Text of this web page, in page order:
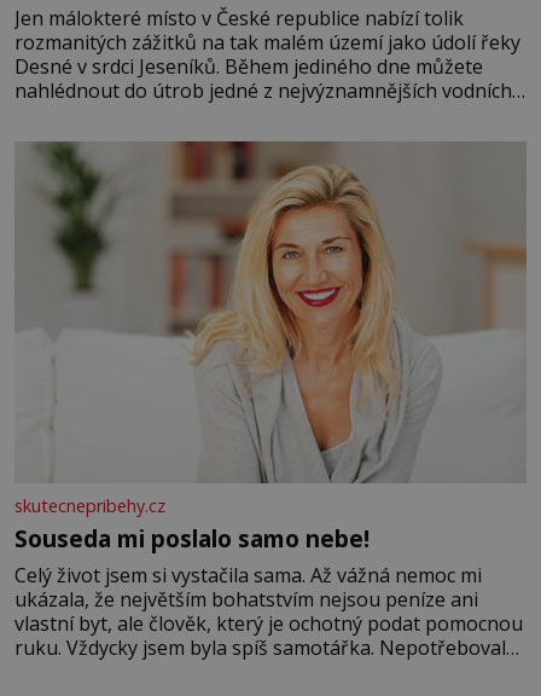
Jen málokteré místo v České republice nabízí tolik
rozmanitých zážitků na tak malém území jako údolí řeky
Desné v srdci Jeseníků. Během jediného dne můžete
nahlédnout do útrob jedné z nejvýznamnějších vodních
se na koloběžce a den zakončit poznáváním památek ve
Velkých Losinách nebo v termálním
skutecnepribehy.cz
Souseda mi poslalo samo nebe!
Celý život jsem si vystačila sama. Až vážná nemoc mi
ukázala, že největším bohatstvím nejsou peníze ani
vlastní byt, ale člověk, který je ochotný podat pomocnou
ruku. Vždycky jsem byla spíš samotářka. Nepotřebovala